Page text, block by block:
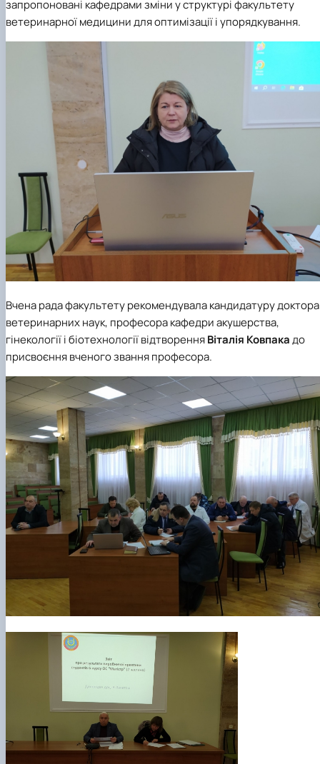
запропоновані кафедрами зміни у структурі факультету
ветеринарної медицини для оптимізації і упорядкування.
Вчена рада факультету рекомендувала кандидатуру доктора
ветеринарних наук, професора кафедри акушерства,
гінекології і біотехнології відтворенняВіталія Ковпакадо
присвоєння вченого звання професора.